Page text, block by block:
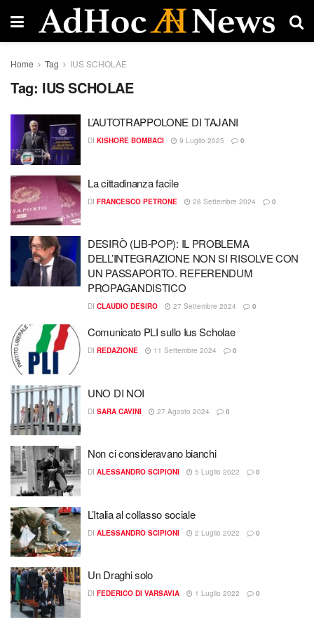
Home Tag IUS SCHOLAE
Tag: IUS SCHOLAE
L’AUTOTRAPPOLONE DI TAJANI
DI KISHORE BOMBACI 9 Luglio 2025 0
La cittadinanza facile
DI FRANCESCO PETRONE 28 Settembre 2024 0
DESIRÒ (LIB-POP): IL PROBLEMA
DELL’INTEGRAZIONE NON SI RISOLVE CON
UN PASSAPORTO. REFERENDUM
PROPAGANDISTICO
DI CLAUDIO DESIRO 27 Settembre 2024 0
Comunicato PLI sullo Ius Scholae
DI REDAZIONE 11 Settembre 2024 0
UNO DI NOI
DI SARA CAVINI 27 Agosto 2024 0
Non ci consideravano bianchi
DI ALESSANDRO SCIPIONI 5 Luglio 2022 0
L’Italia al collasso sociale
DI ALESSANDRO SCIPIONI 2 Luglio 2022 0
Un Draghi solo
DI FEDERICO DI VARSAVIA 1 Luglio 2022 0